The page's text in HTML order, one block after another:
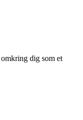
dig som et